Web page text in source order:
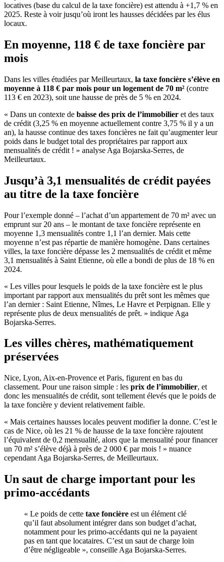
locatives (base du calcul de la taxe foncière) est attendu à +1,7 % en
2025. Reste à voir jusqu’où iront les hausses décidées par les élus
locaux.
En moyenne, 118 € de taxe foncière par
mois
Dans les villes étudiées par Meilleurtaux, la taxe foncière s’élève en
moyenne à 118 € par mois pour un logement de 70 m² (contre
113 € en 2023), soit une hausse de près de 5 % en 2024.
« Dans un contexte de baisse des prix de l’immobilier et des taux
de crédit (3,25 % en moyenne actuellement contre 3,75 % il y a un
an), la hausse continue des taxes foncières ne fait qu’augmenter leur
poids dans le budget total des propriétaires par rapport aux
mensualités de crédit ! » analyse Aga Bojarska-Serres, de
Meilleurtaux.
Jusqu’à 3,1 mensualités de crédit payées
au titre de la taxe foncière
Pour l’exemple donné – l’achat d’un appartement de 70 m² avec un
emprunt sur 20 ans – le montant de taxe foncière représente en
moyenne 1,3 mensualités contre 1,1 l’an dernier. Mais cette
moyenne n’est pas répartie de manière homogène. Dans certaines
villes, la taxe foncière dépasse les 2 mensualités de crédit et même
3,1 mensualités à Saint Etienne, où elle a bondi de plus de 18 % en
2024.
« Les villes pour lesquels le poids de la taxe foncière est le plus
important par rapport aux mensualités du prêt sont les mêmes que
l’an dernier : Saint Etienne, Nîmes, Le Havre et Perpignan. Elle y
représente plus de deux mensualités de prêt. » indique Aga
Bojarska-Serres.
Les villes chères, mathématiquement
préservées
Nice, Lyon, Aix-en-Provence et Paris, figurent en bas du
classement. Pour une raison simple : les prix de l’immobilier, et
donc les mensualités de crédit, sont tellement élevés que le poids de
la taxe foncière y devient relativement faible.
« Mais certaines hausses locales peuvent modifier la donne. C’est le
cas de Nice, où les 21 % de hausse de la taxe foncière rajoutent
l’équivalent de 0,2 mensualité, alors que la mensualité pour financer
un 70 m² s’élève déjà à près de 2 000 € par mois ! » nuance
cependant Aga Bojarska-Serres, de Meilleurtaux.
Un saut de charge important pour les
primo-accédants
« Le poids de cette taxe foncière est un élément clé
qu’il faut absolument intégrer dans son budget d’achat,
notamment pour les primo-accédants qui ne la payaient
pas en tant que locataires. C’est un saut de charge loin
d’être négligeable », conseille Aga Bojarska-Serres.